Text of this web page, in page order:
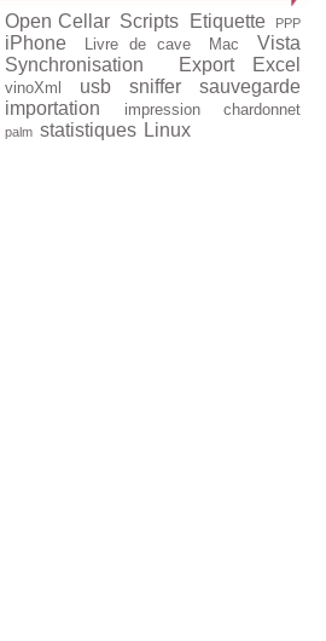
Open Cellar Scripts Etiquette PPP
iPhone Livre de cave Mac
Vista
Synchronisation
Export Excel
vinoXml usb sniffer
sauvegarde
importation
impression chardonnet
palm statistiques Linux